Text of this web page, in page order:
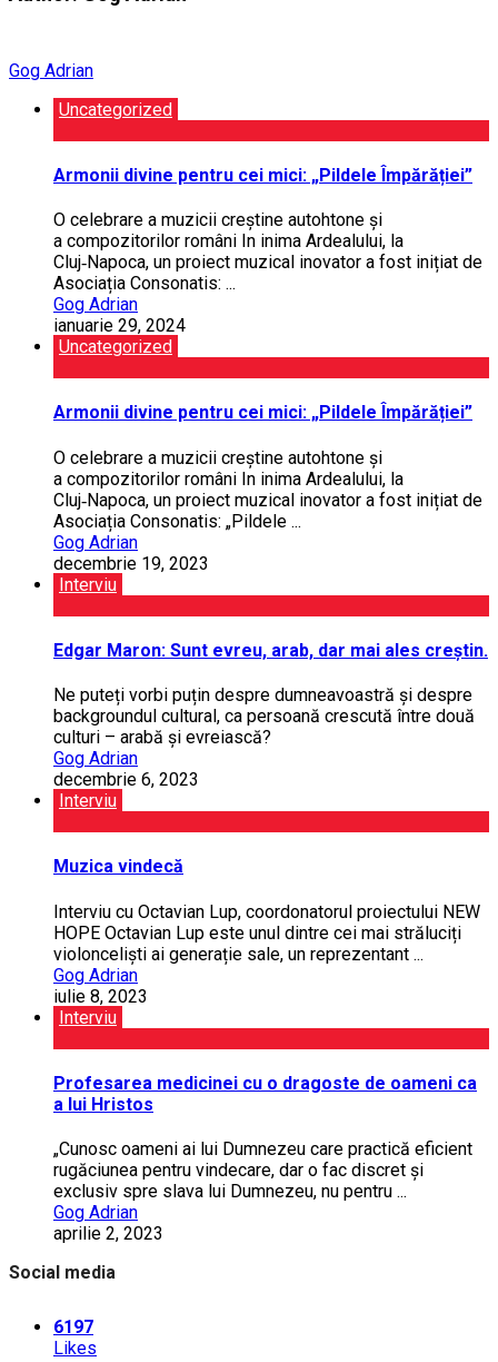
Gog Adrian
Uncategorized
Armonii divine pentru cei mici: „Pildele Împărăției”
O celebrare a muzicii creștine autohtone și
a compozitorilor români In inima Ardealului, la
Cluj‑Napoca, un proiect muzical inovator a fost inițiat de
Asociația Consonatis: ...
Gog Adrian
ianuarie 29, 2024
Uncategorized
Armonii divine pentru cei mici: „Pildele Împărăției”
O celebrare a muzicii creștine autohtone și
a compozitorilor români In inima Ardealului, la
Cluj‑Napoca, un proiect muzical inovator a fost inițiat de
Asociația Consonatis: „Pildele ...
Gog Adrian
decembrie 19, 2023
Interviu
Edgar Maron: Sunt evreu, arab, dar mai ales creștin.
Ne puteți vorbi puțin despre dumneavoastră și despre
backgroundul cultural, ca persoană crescută între două
culturi – arabă și evreiască?
Gog Adrian
decembrie 6, 2023
Interviu
Muzica vindecă
Interviu cu Octavian Lup, coordonatorul proiectului NEW
HOPE Octavian Lup este unul dintre cei mai stră­luciți
violonceliști ai generație sale, un reprezentant ...
Gog Adrian
iulie 8, 2023
Interviu
Profesarea medicinei cu o dragoste de oameni ca
a lui Hristos
„Cunosc oameni ai lui Dumnezeu care practică eficient
rugăciunea pentru vindecare, dar o fac discret și
exclusiv spre slava lui Dumnezeu, nu pentru ...
Gog Adrian
aprilie 2, 2023
Social media
6197
Likes